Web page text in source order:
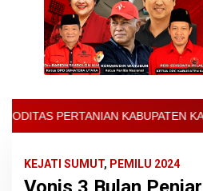
KARO SABTU 08
KEJATI SUMUT, PEMILU 2024